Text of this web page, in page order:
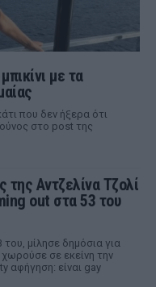
με τα
που δεν ήξερα ότι
στο post της
της Αντζελίνα Τζολί
out στα 53 του
μίλησε δημόσια για
χωρούσε σε εκείνη την
αφήγηση: είναι gay